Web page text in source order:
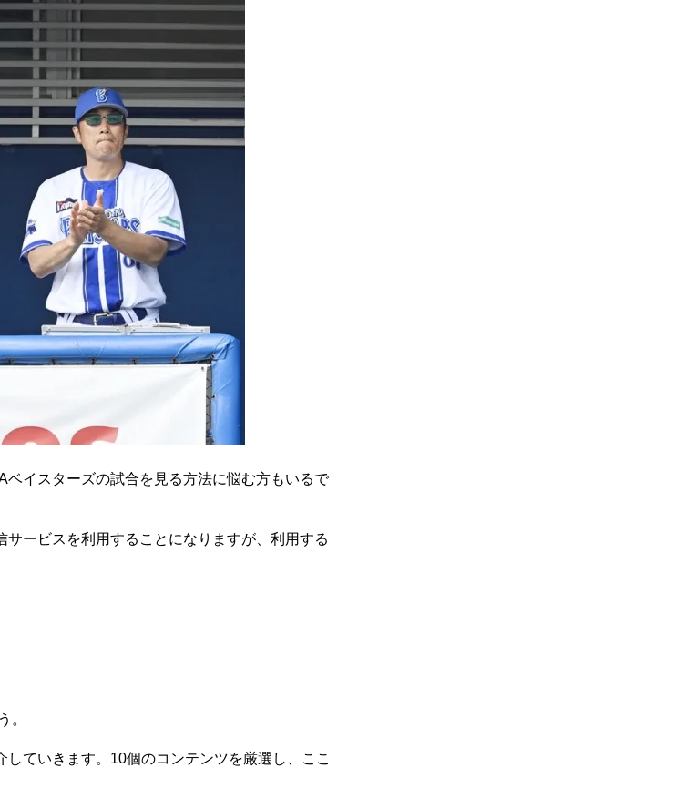
イスターズの試合を見る方法に悩む方もいるで
ービスを利用することになりますが、利用する
。
ていきます。10個のコンテンツを厳選し、ここ